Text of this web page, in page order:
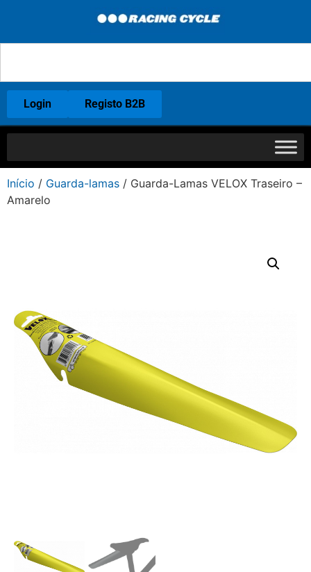
Login Registo B2B
Início / Guarda-lamas / Guarda-Lamas VELOX Traseiro –
Amarelo